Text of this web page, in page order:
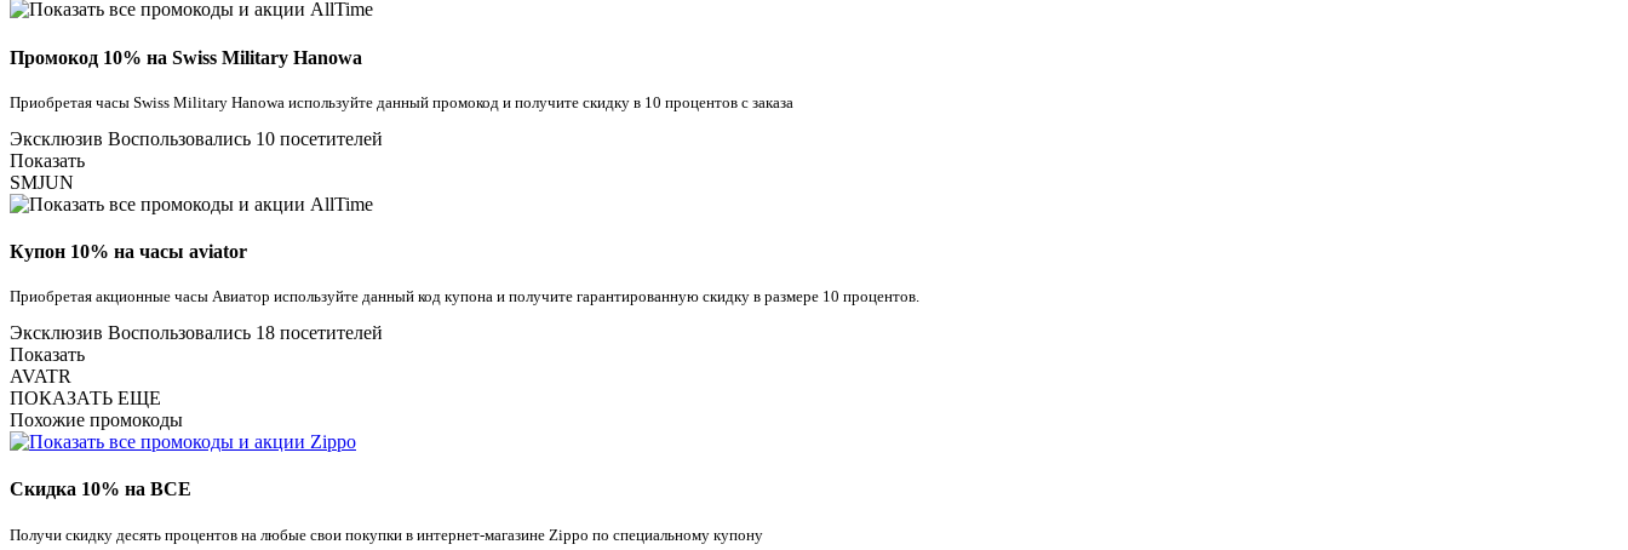
Промокод 10% на Swiss Military Hanowa
Приобретая часы Swiss Military Hanowa используйте данный промокод и получите скидку в 10 процентов с заказа
Эксклюзив Воспользовались 10 посетителей
Показать
SMJUN
Купон 10% на часы aviator
Приобретая акционные часы Авиатор используйте данный код купона и получите гарантированную скидку в размере 10 процентов.
Эксклюзив Воспользовались 18 посетителей
Показать
AVATR
ПОКАЗАТЬ ЕЩЕ
Похожие промокоды
Скидка 10% на ВСЕ
Получи скидку десять процентов на любые свои покупки в интернет-магазине Zippo по специальному купону